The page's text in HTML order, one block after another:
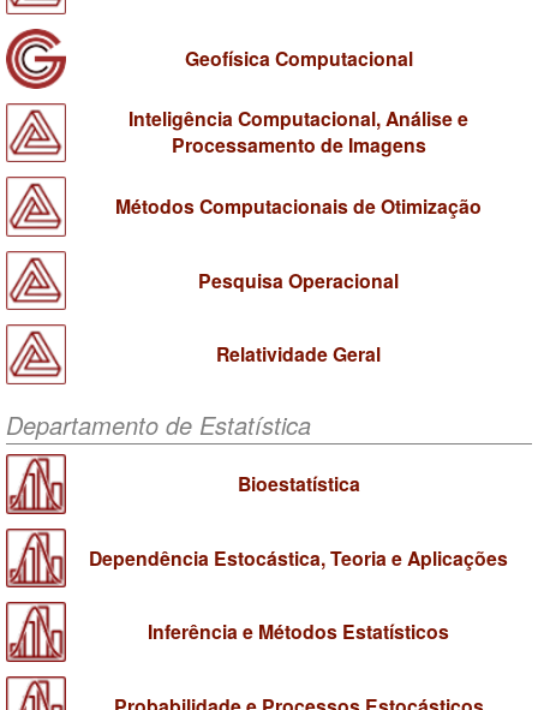
Geofísica Computacional
Inteligência Computacional, Análise e
Processamento de Imagens
Métodos Computacionais de Otimização
Pesquisa Operacional
Relatividade Geral
Departamento de Estatística
Bioestatística
Dependência Estocástica, Teoria e Aplicações
Inferência e Métodos Estatísticos